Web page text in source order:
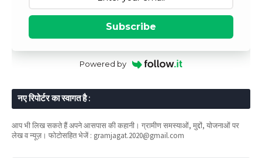
Subscribe
Powered by
नए रिपोर्टर का स्वागत है :
आप भी लिख सकते हैं अपने आसपास की कहानी। ग्रामीण समस्याओं, मुद्दों, योजनाओं पर
लेख व न्यूज़। फोटोसहित भेजें : gramjagat.2020@gmail.com